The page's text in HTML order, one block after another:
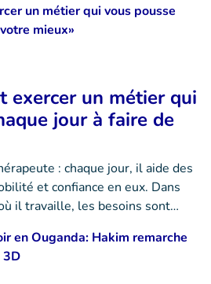
exercer un métier qui
jour à faire de
: chaque jour, il aide des
et confiance en eux. Dans
il travaille, les besoins sont…